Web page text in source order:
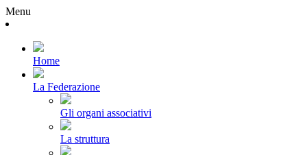
Menu
Home
La Federazione
Gli organi associativi
La struttura